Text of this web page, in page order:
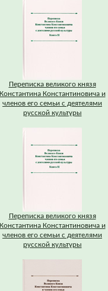
Переписка великого князя
Константина Константиновича и
членов его семьи с деятелями
русской культуры
Переписка великого князя
Константина Константиновича и
членов его семьи с деятелями
русской культуры